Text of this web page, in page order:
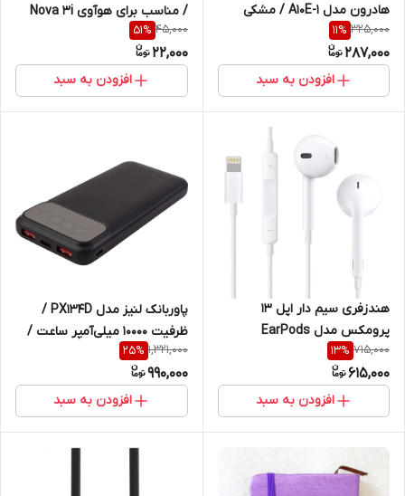
هادرون مدل A10E-1 / مشکی
325,000
11%
287,000
افزودن به سبد
/ مناسب برای هوآوی Nova 3i
45,000
51%
22,000
افزودن به سبد
هندزفری سیم دار اپل 13
پرومکس مدل EarPods
MMTN2ZM/A A 1748 / پک زرد
715,000
13%
615,000
افزودن به سبد
پاوربانک لنیز مدل PX134D /
ظرفیت 10000 میلی‌آمپر ساعت /
تعمیری
1,321,000
25%
990,000
افزودن به سبد